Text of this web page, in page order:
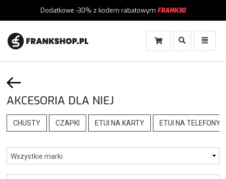
Dodatkowe -30% z kodem rabatowym FRANK30
Włącz
Menu
Włącz
Wyszukiwanie
AKCESORIA DLA NIEJ
CHUSTY CZAPKI ETUI NA KARTY ETUI NA TELEFONY